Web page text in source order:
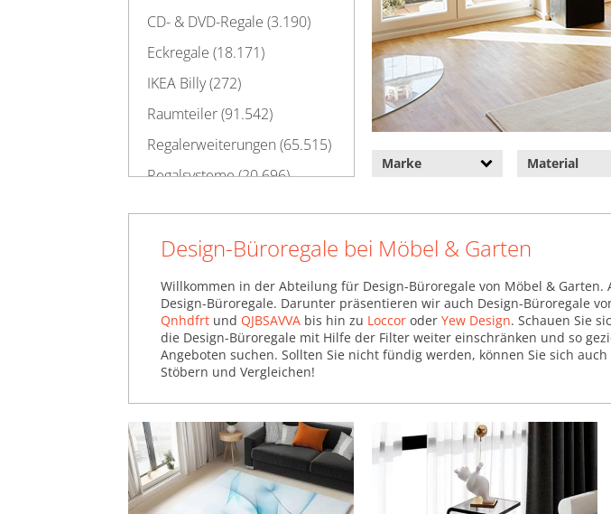
CD- & DVD-Regale (3.190)
Eckregale (18.171)
IKEA Billy (272)
Raumteiler (91.542)
Regalerweiterungen (65.515)
Regalsysteme (20.696)
Schuhregale (47.453)
TV-Regale (221.187)
Wandregale (116.703)
Weinregale (55.011)
Marke Material
Design-Büroregale bei Möbel & Garten
Willkommen in der Abteilung für Design-Büroregale von Möbel &
Design-Büroregale. Darunter präsentieren wir auch Design-Büroregale
Qnhdfrt und QJBSAVVA bis hin zu Loccor oder Yew Design. Schauen Sie
die Design-Büroregale mit Hilfe der Filter weiter einschränken und so
Angeboten suchen. Sollten Sie nicht fündig werden, können Sie sich
Stöbern und Vergleichen!